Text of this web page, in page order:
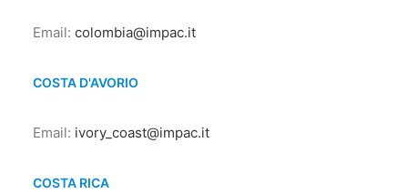
Email: colombia@impac.it
COSTA D'AVORIO
Email: ivory_coast@impac.it
COSTA RICA